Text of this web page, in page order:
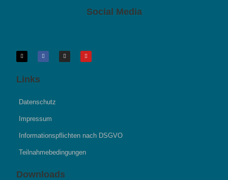
Social Media
Links
Datenschutz
Impressum
Informationspflichten nach DSGVO
Teilnahmebedingungen
Downloads